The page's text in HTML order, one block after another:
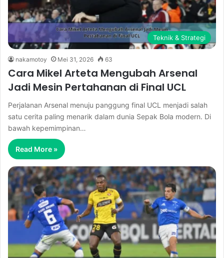
Teknik & Strategi
nakamotoy Mei 31, 2026 63
Cara Mikel Arteta Mengubah Arsenal
Jadi Mesin Pertahanan di Final UCL
Perjalanan Arsenal menuju panggung final UCL menjadi salah
satu cerita paling menarik dalam dunia Sepak Bola modern. Di
bawah kepemimpinan…
Read More »